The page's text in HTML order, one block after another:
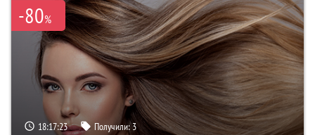
-80%
18:17:21 Получили:3